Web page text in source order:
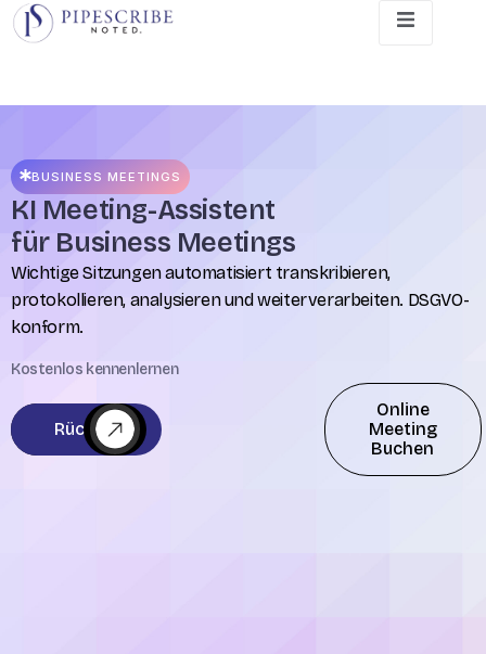
BUSINESS MEETINGS
KI Meeting-Assistent
für Business Meetings
Wichtige Sitzungen automatisiert transkribieren,
protokollieren, analysieren und weiterverarbeiten. DSGVO-
konform.
Kostenlos kennenlernen
Rückruf
Online
Meeting
Buchen